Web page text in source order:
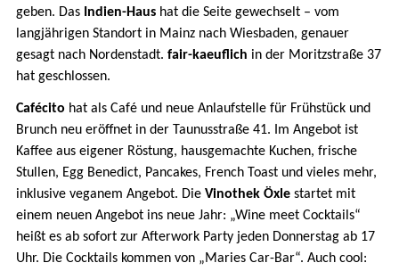
geben. Das Indien-Haus hat die Seite gewechselt – vom
langjährigen Standort in Mainz nach Wiesbaden, genauer
gesagt nach Nordenstadt. fair-kaeuflich in der Moritzstraße 37
hat geschlossen.
Cafécito hat als Café und neue Anlaufstelle für Frühstück und
Brunch neu eröffnet in der Taunusstraße 41. Im Angebot ist
Kaffee aus eigener Röstung, hausgemachte Kuchen, frische
Stullen, Egg Benedict, Pancakes, French Toast und vieles mehr,
inklusive veganem Angebot. Die Vinothek Öxle startet mit
einem neuen Angebot ins neue Jahr: „Wine meet Cocktails“
heißt es ab sofort zur Afterwork Party jeden Donnerstag ab 17
Uhr. Die Cocktails kommen von „Maries Car-Bar“. Auch cool: